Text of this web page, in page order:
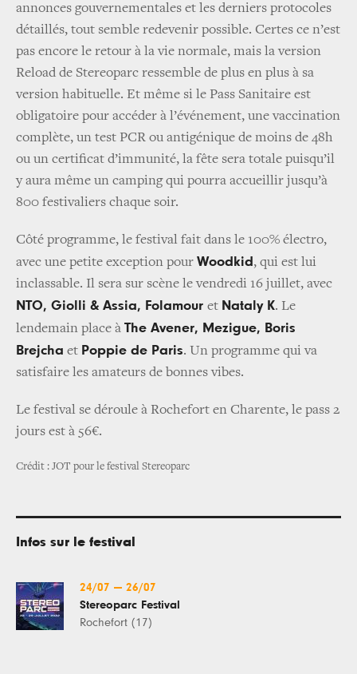
annonces gouvernementales et les derniers protocoles
détaillés, tout semble redevenir possible. Certes ce n’est
pas encore le retour à la vie normale, mais la version
Reload de Stereoparc ressemble de plus en plus à sa
version habituelle. Et même si le Pass Sanitaire est
obligatoire pour accéder à l’événement, une vaccination
complète, un test PCR ou antigénique de moins de 48h
ou un certificat d’immunité, la fête sera totale puisqu’il
y aura même un camping qui pourra accueillir jusqu’à
800 festivaliers chaque soir.
Côté programme, le festival fait dans le 100% électro,
avec une petite exception pour Woodkid , qui est lui
inclassable. Il sera sur scène le vendredi 16 juillet, avec
NTO, Giolli & Assia, Folamour et Nataly K. Le
lendemain place à The Avener, Mezigue, Boris
Brejcha et Poppie de Paris. Un programme qui va
satisfaire les amateurs de bonnes vibes.
Le festival se déroule à Rochefort en Charente, le pass 2
jours est à 56€.
Crédit : JOT pour le festival Stereoparc
Infos sur le festival
24/07 — 26/07
Stereoparc Festival
Rochefort (17)